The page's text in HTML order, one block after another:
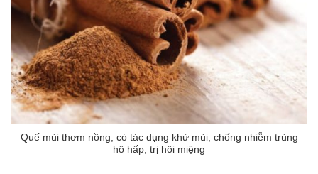
Quế mùi thơm nồng, có tác dụng khử mùi, chống nhiễm trùng
hô hấp, trị hôi miệng